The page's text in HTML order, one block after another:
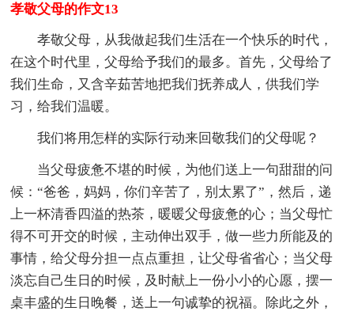
孝敬父母的作文13
孝敬父母，从我做起我们生活在一个快乐的时代，
在这个时代里，父母给予我们的最多。首先，父母给了
我们生命，又含辛茹苦地把我们抚养成人，供我们学
习，给我们温暖。
我们将用怎样的实际行动来回敬我们的父母呢？
当父母疲惫不堪的时候，为他们送上一句甜甜的问
候：“爸爸，妈妈，你们辛苦了，别太累了”，然后，递
上一杯清香四溢的热茶，暖暖父母疲惫的心；当父母忙
得不可开交的时候，主动伸出双手，做一些力所能及的
事情，给父母分担一点点重担，让父母省省心；当父母
淡忘自己生日的时候，及时献上一份小小的心愿，摆一
桌丰盛的生日晚餐，送上一句诚挚的祝福。除此之外，